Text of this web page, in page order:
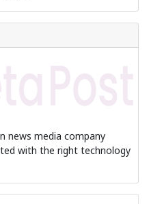
news media company
with the right technology